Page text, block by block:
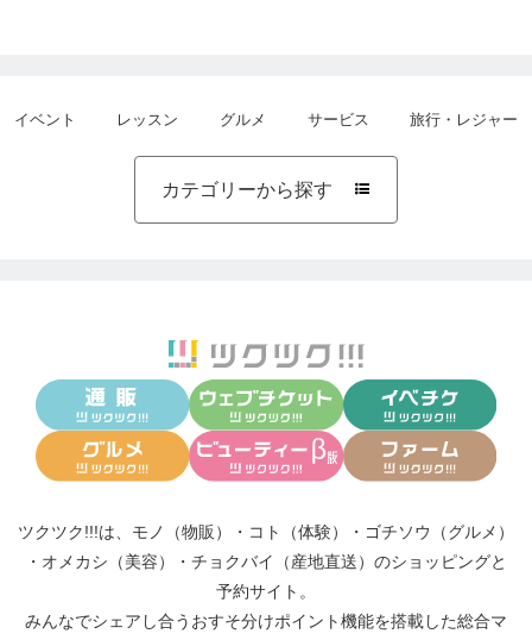
イベント レッスン グルメ サービス 旅行・レジャー
カテゴリーから探す 
ツクツク!!!は、 モノ（物販） ・ コト（体験） ・ ゴチソウ（グルメ）
・ オメカシ（美容） ・ チョクバイ（産地直送） のショッピングと
予約サイト。
みんなでシェアし合う おすそ分けポイント機能を搭載した総合マ